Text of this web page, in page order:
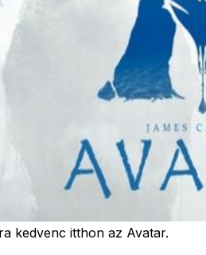
kedvenc itthon az Avatar.